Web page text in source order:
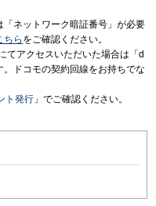
「ネットワーク暗証番号」が必要
ちら をご確認ください。
てアクセスいただいた場合は「d
ドコモの契約回線をお持ちでな
ト発行 」でご確認ください。